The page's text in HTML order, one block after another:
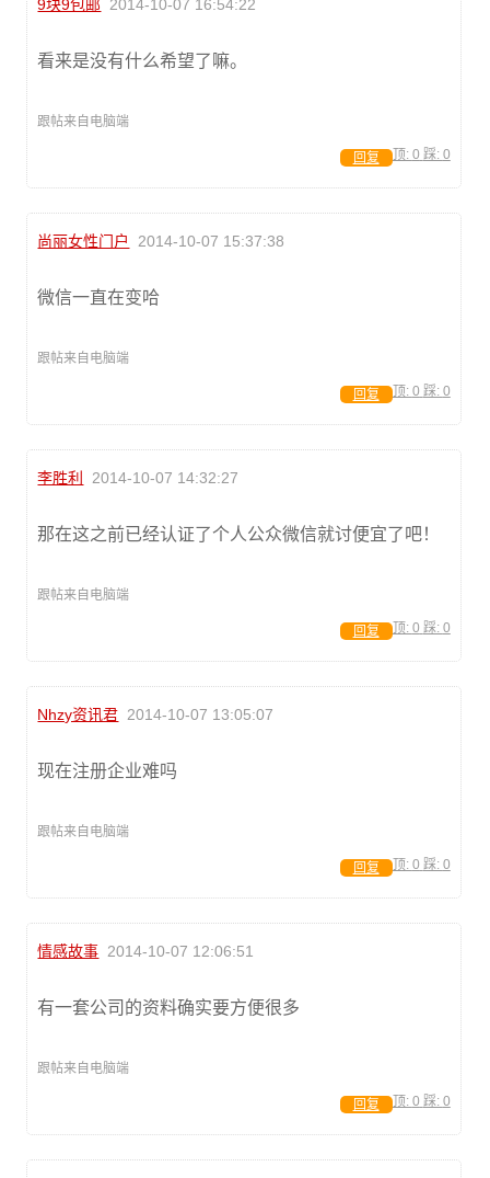
9块9包邮 2014-10-07 16:54:22
看来是没有什么希望了嘛。
跟帖来自电脑端
顶: 0 踩: 0
回复
尚丽女性门户 2014-10-07 15:37:38
微信一直在变哈
跟帖来自电脑端
顶: 0 踩: 0
回复
李胜利 2014-10-07 14:32:27
那在这之前已经认证了个人公众微信就讨便宜了吧！
跟帖来自电脑端
顶: 0 踩: 0
回复
Nhzy资讯君 2014-10-07 13:05:07
现在注册企业难吗
跟帖来自电脑端
顶: 0 踩: 0
回复
情感故事 2014-10-07 12:06:51
有一套公司的资料确实要方便很多
跟帖来自电脑端
顶: 0 踩: 0
回复